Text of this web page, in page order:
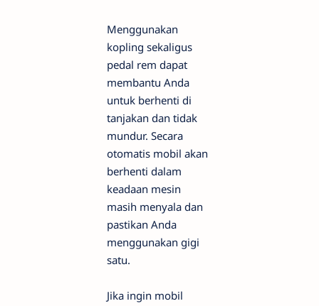
Menggunakan
kopling sekaligus
pedal rem dapat
membantu Anda
untuk berhenti di
tanjakan dan tidak
mundur. Secara
otomatis mobil akan
berhenti dalam
keadaan mesin
masih menyala dan
pastikan Anda
menggunakan gigi
satu.
Jika ingin mobil